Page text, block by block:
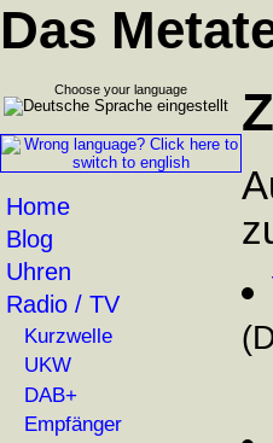
Das
Choose your language
Home
Blog
Uhren
Radio / TV
Kurzwelle
UKW
DAB+
Empfänger